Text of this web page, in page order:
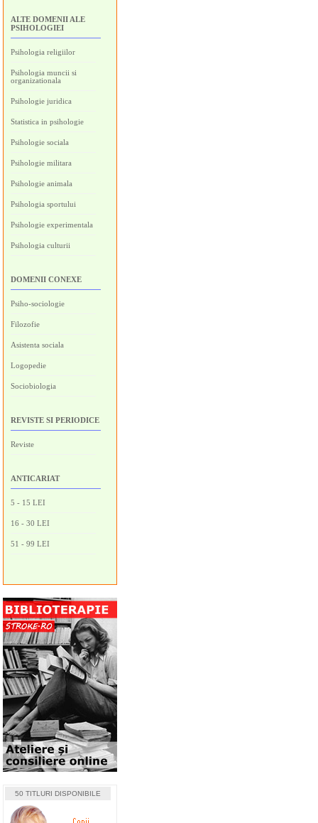
ALTE DOMENII ALE
PSIHOLOGIEI
Psihologia religiilor
Psihologia muncii si
organizationala
Psihologie juridica
Statistica in psihologie
Psihologie sociala
Psihologie militara
Psihologie animala
Psihologia sportului
Psihologie experimentala
Psihologia culturii
DOMENII CONEXE
Psiho-sociologie
Filozofie
Asistenta sociala
Logopedie
Sociobiologia
REVISTE SI PERIODICE
Reviste
ANTICARIAT
5 - 15 LEI
16 - 30 LEI
51 - 99 LEI
50 TITLURI DISPONIBILE